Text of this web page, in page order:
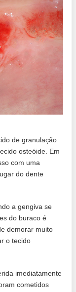
de granulação
osteóide. Em
com uma
do dente
a gengiva se
do buraco é
demorar muito
o tecido
imediatamente
cometidos